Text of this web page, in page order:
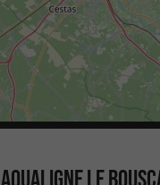
AQUALIGNE LE